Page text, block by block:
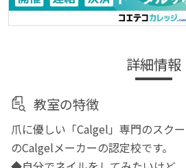
詳細情報
教室の特徴
爪に優しい「Calgel」専門のスク
のCalgelメーカーの認定校です。